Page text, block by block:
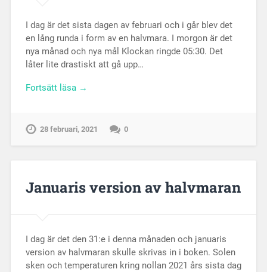
I dag är det sista dagen av februari och i går blev det
en lång runda i form av en halvmara. I morgon är det
nya månad och nya mål Klockan ringde 05:30. Det
låter lite drastiskt att gå upp…
Fortsätt läsa →
28 februari, 2021 0
Januaris version av halvmaran
I dag är det den 31:e i denna månaden och januaris
version av halvmaran skulle skrivas in i boken. Solen
sken och temperaturen kring nollan 2021 års sista dag